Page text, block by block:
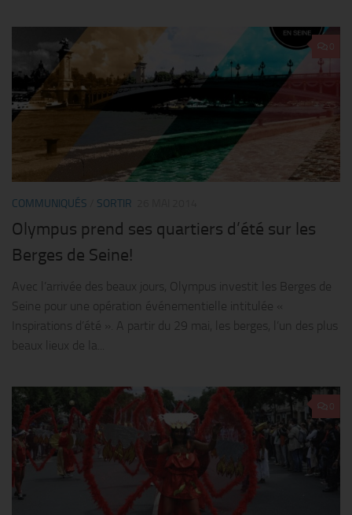
COMMUNIQUÉS SORTIR
Olympus prend ses quartiers d’été sur les
Berges de Seine!
Avec l’arrivée des beaux jours, Olympus investit les Berges de
Seine pour une opération événementielle intitulée «
Inspirations d’été ». A partir du 29 mai, les berges, l’un des plus
beaux lieux de la...